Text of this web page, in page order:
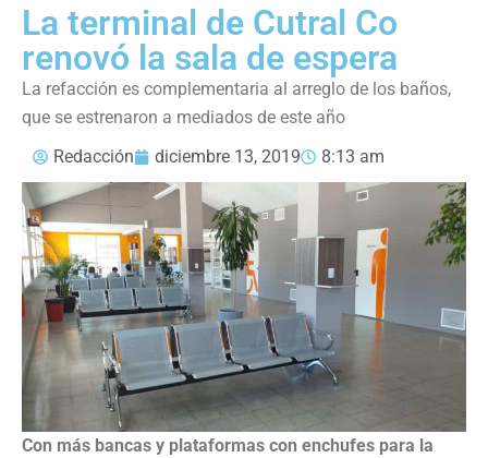
La terminal de Cutral Co
renovó la sala de espera
La refacción es complementaria al arreglo de los baños,
que se estrenaron a mediados de este año
Redacción
diciembre 13, 2019 8:13 am
Con más bancas y plataformas con enchufes para la